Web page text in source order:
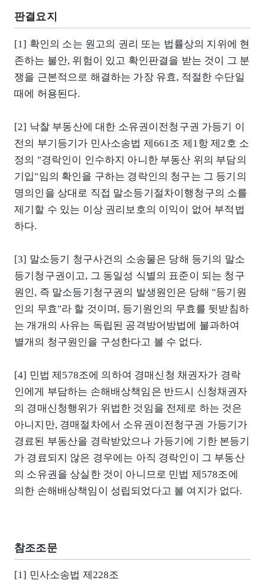
판결요지
[1] 확인의 소는 원고의 권리 또는 법률상의 지위에 현
존하는 불안, 위험이 있고 확인판결을 받는 것이 그 분
쟁을 근본적으로 해결하는 가장 유효, 적절한 수단일
때에 허용된다.
[2] 낙찰 부동산에 대한 소유권이전청구권 가등기 이
전의 부기등기가 민사소송법 제661조 제1항 제2호 소
정의 "경락인이 인수하지 아니한 부동산 위의 부담의
기입"임의 확인을 구하는 경락인의 청구는 그 등기의
명의인을 상대로 직접 말소등기절차이행청구의 소를
제기할 수 있는 이상 권리보호의 이익이 없어 부적법
하다.
[3] 말소등기 청구사건의 소송물은 당해 등기의 말소
등기청구권이고, 그 동일성 식별의 표준이 되는 청구
원인, 즉 말소등기청구권의 발생원인은 당해 "등기원
인의 무효"라 할 것이며, 등기원인의 무효를 뒷받침하
는 개개의 사유는 독립된 공격방어방법에 불과하여
별개의 청구원인을 구성한다고 볼 수 없다.
[4] 민법 제578조에 의하여 경매신청 채권자가 경락
인에게 부담하는 손해배상책임은 반드시 신청채권자
의 경매신청행위가 위법한 것임을 전제로 하는 것은
아니지만, 경매절차에서 소유권이전청구권 가등기가
경료된 부동산을 경락받았으나 가등기에 기한 본등기
가 경료되지 않은 경우에는 아직 경락인이 그 부동산
의 소유권을 상실한 것이 아니므로 민법 제578조에
의한 손해배상책임이 성립되었다고 볼 여지가 없다.
참조조문
[1] 민사소송법 제228조